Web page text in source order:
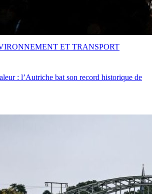
: l’Autriche bat son record historique de
ET TRANSPORT